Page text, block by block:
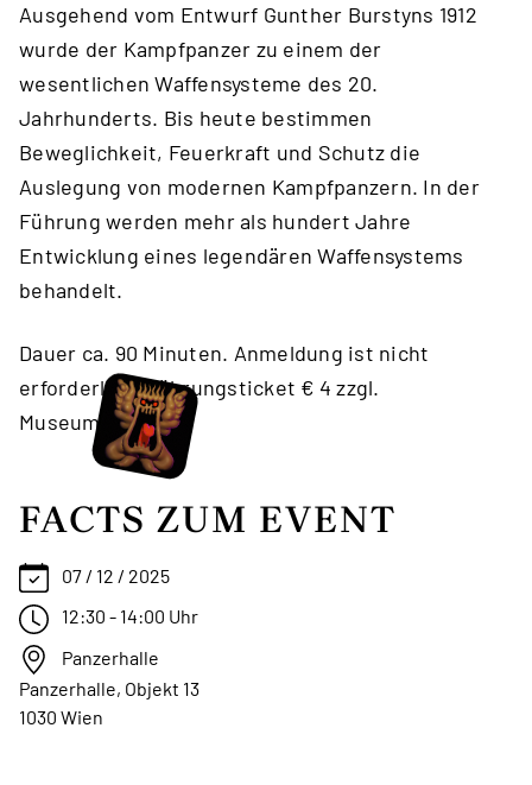
Ausgehend vom Entwurf Gunther Burstyns 1912
wurde der Kampfpanzer zu einem der
wesentlichen Waffensysteme des 20.
Jahrhunderts. Bis heute bestimmen
Beweglichkeit, Feuerkraft und Schutz die
Auslegung von modernen Kampfpanzern. In der
Führung werden mehr als hundert Jahre
Entwicklung eines legendären Waffensystems
behandelt.
Dauer ca. 90 Minuten. Anmeldung ist nicht
erforderlich, Führungsticket € 4 zzgl.
Museumsticket.
FACTS ZUM EVENT
07 / 12 / 2025
12:30 - 14:00 Uhr
Panzerhalle
Panzerhalle, Objekt 13
1030 Wien